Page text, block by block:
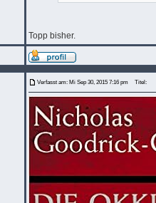
Topp bisher.
Verfasst am: Mi Sep 30, 2015 7:16 pm Titel: